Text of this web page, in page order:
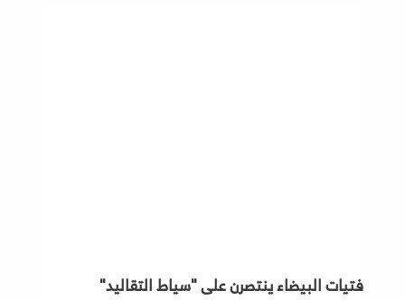
فتيات البيضاء ينتصرن على "سياط التقاليد"